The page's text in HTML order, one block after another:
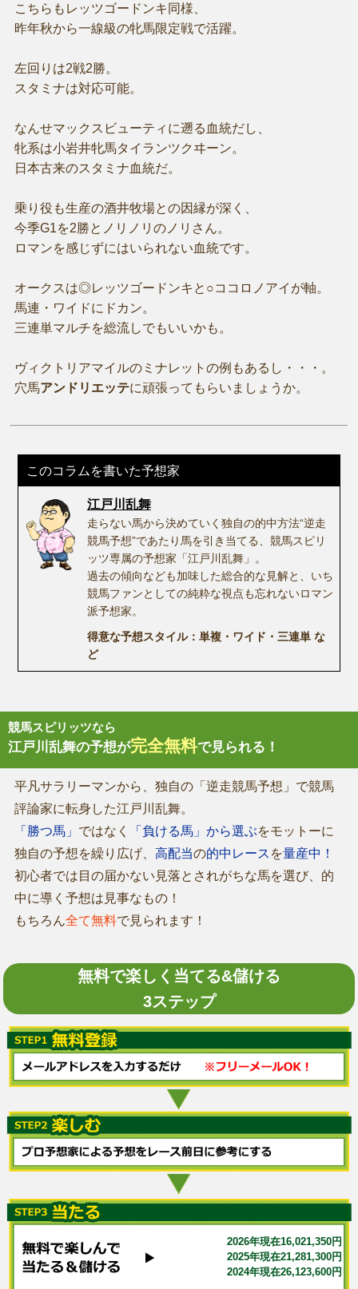
こちらもレッツゴードンキ同様、
昨年秋から一線級の牝馬限定戦で活躍。
左回りは2戦2勝。
スタミナは対応可能。
なんせマックスビューティに遡る血統だし、
牝系は小岩井牝馬タイランツクヰーン。
日本古来のスタミナ血統だ。
乗り役も生産の酒井牧場との因縁が深く、
今季G1を2勝とノリノリのノリさん。
ロマンを感じずにはいられない血統です。
オークスは◎レッツゴードンキと○ココロノアイが軸。
馬連・ワイドにドカン。
三連単マルチを総流しでもいいかも。
ヴィクトリアマイルのミナレットの例もあるし・・・。
穴馬アンドリエッテに頑張ってもらいましょうか。
このコラムを書いた予想家
江戸川乱舞
走らない馬から決めていく独自の的中方法“逆走
競馬予想”であたり馬を引き当てる、競馬スピリ
ッツ専属の予想家「江戸川乱舞」。
過去の傾向なども加味した総合的な見解と、いち
競馬ファンとしての純粋な視点も忘れないロマン
派予想家。
得意な予想スタイル：単複・ワイド・三連単 な
ど
競馬スピリッツなら
江戸川乱舞の予想が完全無料で見られる！
平凡サラリーマンから、独自の「逆走競馬予想」で競馬
評論家に転身した江戸川乱舞。
「勝つ馬」 ではなく 「負ける馬」から選ぶをモットーに
独自の予想を繰り広げ、 高配当の的中レース を量産中！
初心者では目の届かない見落とされがちな馬を選び、的
中に導く予想は見事なもの！
もちろん全て無料で見られます！
無料で楽しく当てる&儲ける
3ステップ
2026年現在16,021,350円
2025年現在21,281,300円
2024年現在26,123,600円